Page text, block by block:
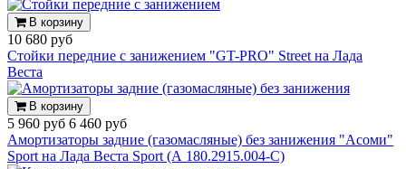
В корзину
10 680 руб
Стойки передние с занижением "GT-PRO" Street на Лада
Веста
В корзину
5 960 руб 6 460 руб
Амортизаторы задние (газомасляные) без занижения "Асоми"
Sport на Лада Веста Sport (А 180.2915.004-С)